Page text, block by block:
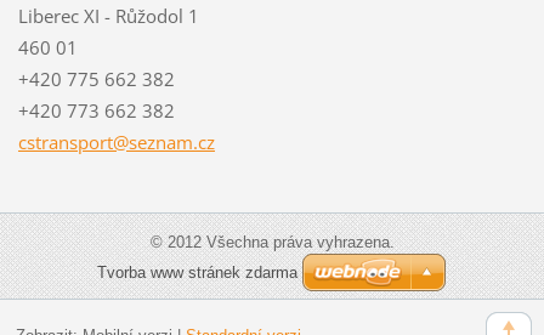
Liberec XI - Růžodol 1
460 01
+420 775 662 382
+420 773 662 382
cstransport@seznam.cz
© 2012 Všechna práva vyhrazena.
Tvorba www stránek zdarma